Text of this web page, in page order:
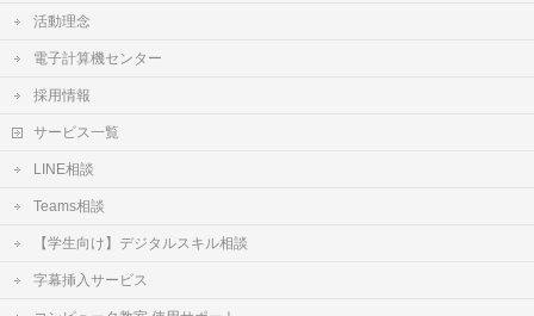
活動理念
電子計算機センター
採用情報
サービス一覧
LINE相談
Teams相談
【学生向け】デジタルスキル相談
字幕挿入サービス